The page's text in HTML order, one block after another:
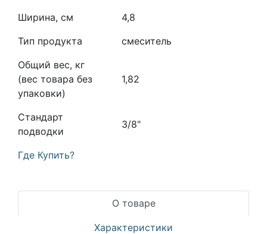
Ширина, см
4,8
Тип продукта
смеситель
Общий вес, кг
(вес товара без
упаковки)
1,82
Стандарт
подводки
3/8"
Где Купить?
О товаре
Характеристики